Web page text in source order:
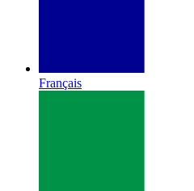
Français